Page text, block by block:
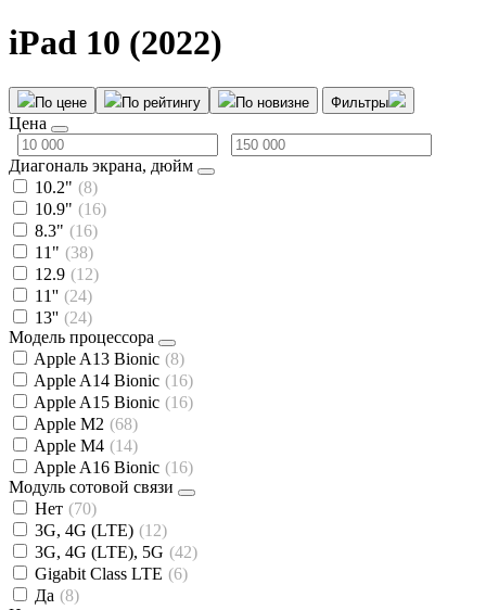
iPad 10 (2022)
По цене По рейтингу По новизне Фильтры
Цена
Диагональ экрана, дюйм
10.2" (8)
10.9" (16)
8.3" (16)
11" (38)
12.9 (12)
11'' (24)
13'' (24)
Модель процессора
Apple A13 Bionic (8)
Apple A14 Bionic (16)
Apple A15 Bionic (16)
Apple M2 (68)
Apple M4 (14)
Apple A16 Bionic (16)
Модуль сотовой связи
Нет (70)
3G, 4G (LTE) (12)
3G, 4G (LTE), 5G (42)
Gigabit Class LTE (6)
Да (8)